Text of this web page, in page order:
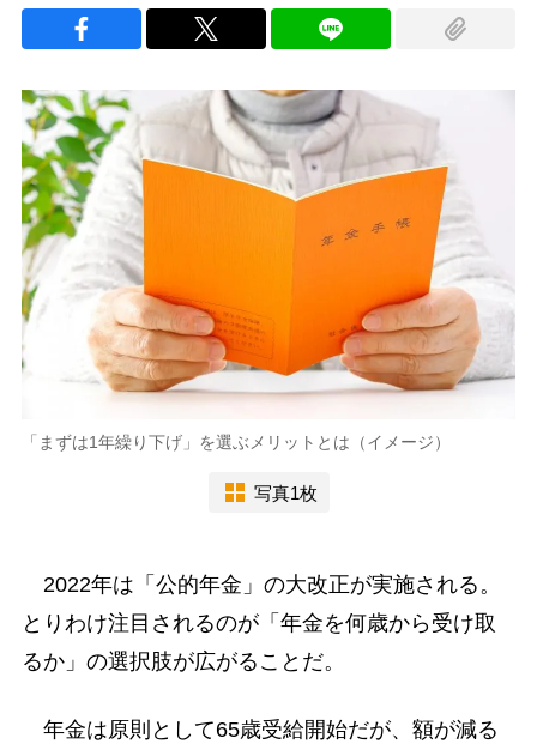
「まずは1年繰り下げ」を選ぶメリットとは（イメージ）
写真1枚
2022年は「公的年金」の大改正が実施される。
とりわけ注目されるのが「年金を何歳から受け取
るか」の選択肢が広がることだ。
年金は原則として65歳受給開始だが、額が減る